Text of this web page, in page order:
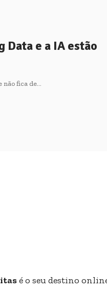
Data e a IA estão
não fica de…
é o seu destino